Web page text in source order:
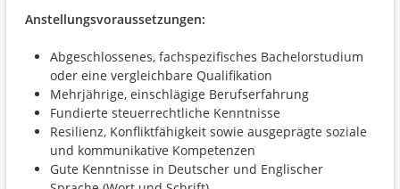
Anstellungsvoraussetzungen:
Abgeschlossenes, fachspezifisches Bachelorstudium
oder eine vergleichbare Qualifikation
Mehrjährige, einschlägige Berufserfahrung
Fundierte steuerrechtliche Kenntnisse
Resilienz, Konfliktfähigkeit sowie ausgeprägte soziale
und kommunikative Kompetenzen
Gute Kenntnisse in Deutscher und Englischer